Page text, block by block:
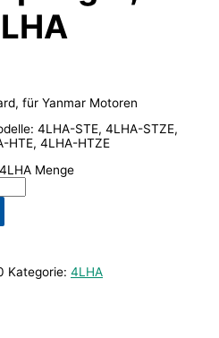
für Yanmar Motoren
4LHA-STE, 4LHA-STZE,
HTE, 4LHA-HTZE
Menge
Kategorie: 4LHA